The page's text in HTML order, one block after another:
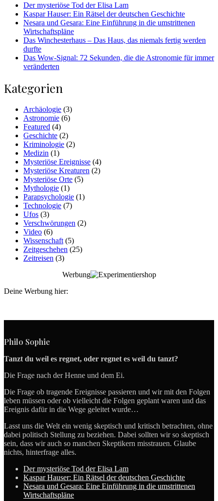
Der mysteriöse Tod der Elisa Lam
Kaspar Hauser: Ein Rätsel der deutschen Geschichte
Nesara und Gesara: Eine Einführung in die umstrittenen
Wirtschaftspläne
Das Winchesterhaus – Das Haus, das niemals fertig werden
durfte
Das Wow-Signal: 72 Sekunden, die die Astronomie für immer
veränderten
Kategorien
Archäologie (3)
Astronomie (6)
Featured (4)
Geschichte (2)
Kriminologie (2)
Medizin (1)
Mysteriöse Ereignisse (4)
Mysteriöse Kreaturen (2)
Mysteriöse Orte (5)
Mythologie (1)
Parapsychologie (1)
Technologie (7)
Ufos (3)
Verschwörungen (2)
Video (6)
Wissenschaft (5)
Zeitgeschehen (25)
Zeitreisen (3)
Werbung
Deine Werbung hier:
Philo Sophie
Tanzt du weil es regnet, oder regnet es weil du tanzt?
Die Frage nach der Henne und dem Ei.
Die Frage ob tragende Ereignisse passieren und wir mit den Folgen
leben müssen oder ob vielleicht die Folgen geplant waren und das
Ereignis dafür in die Wege geleitet wurde…
Lasst uns die Welt ein wenig skeptisch und kritisch betrachten, ohne
dabei politisch Stellung zu beziehen. Dabei sollten wir so skeptisch
sein, dass wir auch so manchen Skeptikern misstrauen. Glaube
nichts, hinterfrage alles.
Der mysteriöse Tod der Elisa Lam
Kaspar Hauser: Ein Rätsel der deutschen Geschichte
Nesara und Gesara: Eine Einführung in die umstrittenen
Wirtschaftspläne